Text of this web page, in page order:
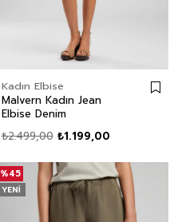
Kadın Elbise
Malvern Kadın Jean
Elbise Denim
₺1.199,00
₺2.499,00
%45
YENI